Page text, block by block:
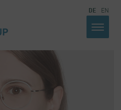
DE EN